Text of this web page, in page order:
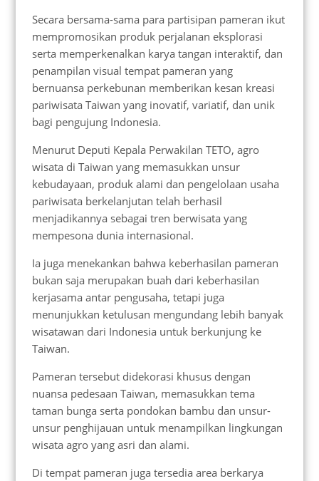
Secara bersama-sama para partisipan pameran ikut
mempromosikan produk perjalanan eksplorasi
serta memperkenalkan karya tangan interaktif, dan
penampilan visual tempat pameran yang
bernuansa perkebunan memberikan kesan kreasi
pariwisata Taiwan yang inovatif, variatif, dan unik
bagi pengujung Indonesia.
Menurut Deputi Kepala Perwakilan TETO, agro
wisata di Taiwan yang memasukkan unsur
kebudayaan, produk alami dan pengelolaan usaha
pariwisata berkelanjutan telah berhasil
menjadikannya sebagai tren berwisata yang
mempesona dunia internasional.
Ia juga menekankan bahwa keberhasilan pameran
bukan saja merupakan buah dari keberhasilan
kerjasama antar pengusaha, tetapi juga
menunjukkan ketulusan mengundang lebih banyak
wisatawan dari Indonesia untuk berkunjung ke
Taiwan.
Pameran tersebut didekorasi khusus dengan
nuansa pedesaan Taiwan, memasukkan tema
taman bunga serta pondokan bambu dan unsur-
unsur penghijauan untuk menampilkan lingkungan
wisata agro yang asri dan alami.
Di tempat pameran juga tersedia area berkarya